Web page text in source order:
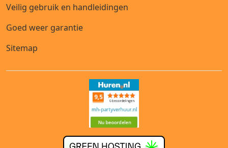
Veilig gebruik en handleidingen
Goed weer garantie
Sitemap